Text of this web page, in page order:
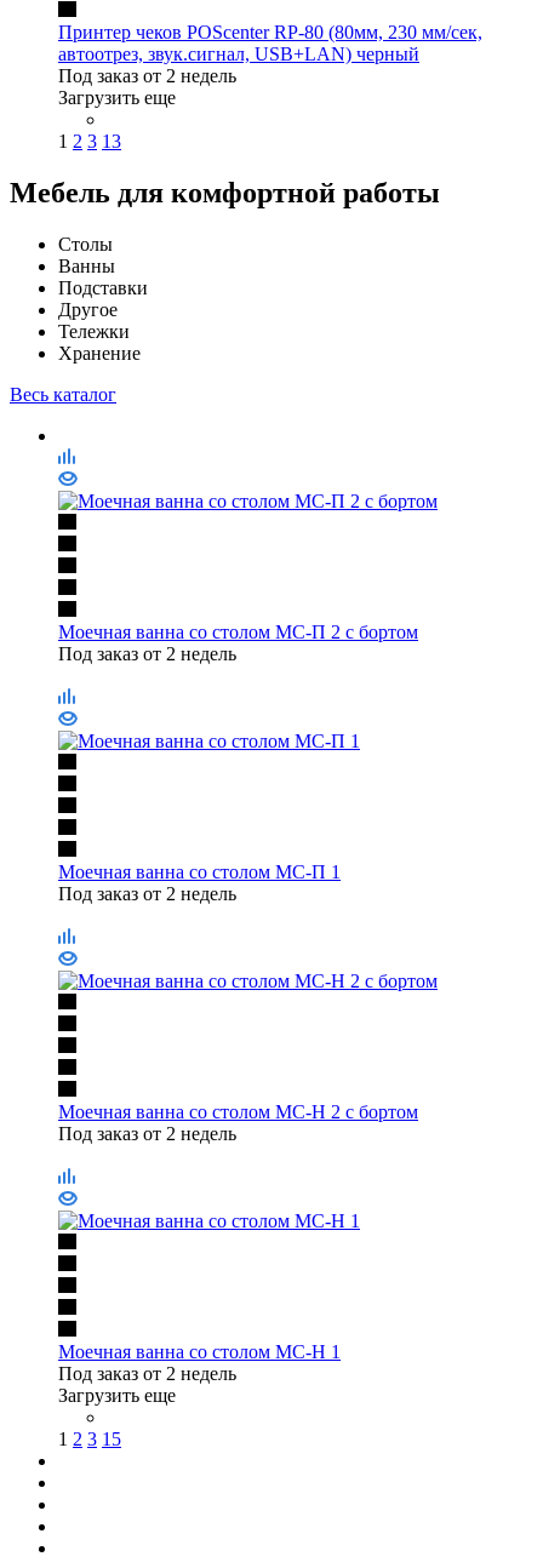
Принтер чеков POScenter RP-80 (80мм, 230 мм/сек,
автоотрез, звук.сигнал, USB+LAN) черный
Под заказ от 2 недель
Загрузить еще
1 2 3 13
Мебель для комфортной работы
Столы
Ванны
Подставки
Другое
Тележки
Хранение
Весь каталог
Моечная ванна со столом МС-П 2 с бортом
Под заказ от 2 недель
Моечная ванна со столом МС-П 1
Под заказ от 2 недель
Моечная ванна со столом МС-Н 2 с бортом
Под заказ от 2 недель
Моечная ванна со столом МС-Н 1
Под заказ от 2 недель
Загрузить еще
1 2 3 15